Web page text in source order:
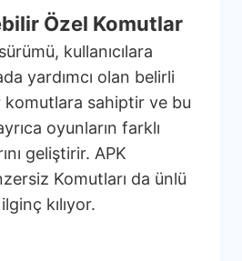
Özel Komutlar
kullanıcılara
yardımcı olan belirli
sahiptir ve bu
oyunların farklı
geliştirir. APK
Komutları da ünlü
kılıyor.